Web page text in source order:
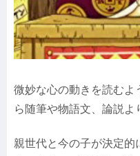
微妙な心の動きを読むよ
ら随筆や物語文、論説よ
親世代と今の子が決定的